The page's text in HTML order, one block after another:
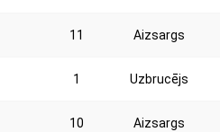
11 Aizsargs
1 Uzbrucējs
10 Aizsargs